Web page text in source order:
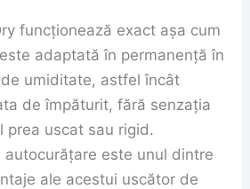
funcționează exact așa cum
adaptată în permanență în
umiditate, astfel încât
de împăturit, fără senzația
prea uscat sau rigid.
autocurățare este unul dintre
ale acestui uscător de